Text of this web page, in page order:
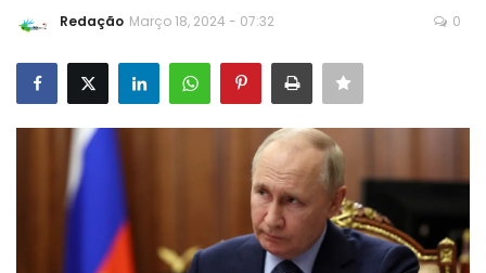
Contato
MUNDO
BRASIL
Redação Março 18, 2024 - 07:32 0